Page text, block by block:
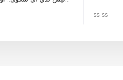
ss ss